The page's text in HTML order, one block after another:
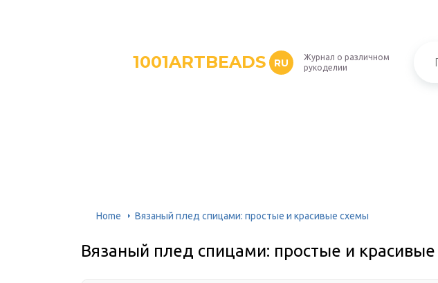
1001ARTBEADS RU
Журнал о различном
рукоделии
Home Вязаный плед спицами: простые и красивые схемы
Вязаный плед спицами: простые и